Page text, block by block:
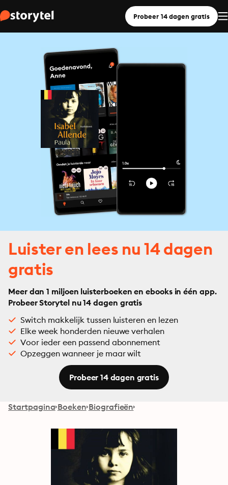
Probeer 14 dagen gratis
Luister en lees nu 14 dagen
gratis
Meer dan 1 miljoen luisterboeken en ebooks in één app.
Probeer Storytel nu 14 dagen gratis
Switch makkelijk tussen luisteren en lezen
Elke week honderden nieuwe verhalen
Voor ieder een passend abonnement
Opzeggen wanneer je maar wilt
Probeer 14 dagen gratis
Startpagina Boeken Biografieën